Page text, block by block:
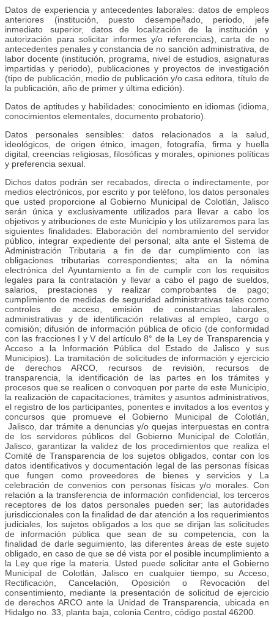
Datos de experiencia y antecedentes laborales: datos de empleos
anteriores (institución, puesto desempeñado, periodo, jefe
inmediato superior, datos de localización de la institución y
autorización para solicitar informes y/o referencias), carta de no
antecedentes penales y constancia de no sanción administrativa, de
labor docente (institución, programa, nivel de estudios, asignaturas
impartidas y periodo), publicaciones y proyectos de investigación
(tipo de publicación, medio de publicación y/o casa editora, título de
la publicación, año de primer y última edición).
Datos de aptitudes y habilidades: conocimiento en idiomas (idioma,
conocimientos elementales, documento probatorio).
Datos personales sensibles: datos relacionados a la salud,
ideológicos, de origen étnico, imagen, fotografía, firma y huella
digital, creencias religiosas, filosóficas y morales, opiniones políticas
y preferencia sexual.
Dichos datos podrán ser recabados, directa o indirectamente, por
medios electrónicos, por escrito y por teléfono, los datos personales
que usted proporcione al Gobierno Municipal de Colotlán, Jalisco
serán única y exclusivamente utilizados para llevar a cabo los
objetivos y atribuciones de este Municipio y los utilizaremos para las
siguientes finalidades: Elaboración del nombramiento del servidor
público, integrar expediente del personal; alta ante el Sistema de
Administración Tributaria a fin de dar cumplimiento con las
obligaciones tributarias correspondientes; alta en la nómina
electrónica del Ayuntamiento a fin de cumplir con los requisitos
legales para la contratación y llevar a cabo el pago de sueldos,
salarios, prestaciones y realizar comprobantes de pago;
cumplimiento de medidas de seguridad administrativas tales como
controles de acceso, emisión de constancias laborales,
administrativas y de identificación relativas al empleo, cargo o
comisión; difusión de información pública de oficio (de conformidad
con las fracciones I y V del artículo 8° de la Ley de Transparencia y
Acceso a la Información Pública del Estado de Jalisco y sus
Municipios). La tramitación de solicitudes de información y ejercicio
de derechos ARCO, recursos de revisión, recursos de
transparencia, la identificación de las partes en los trámites y
procesos que se realicen o convoquen por parte de este Municipio,
la realización de capacitaciones, trámites y asuntos administrativos,
el registro de los participantes, ponentes e invitados a los eventos y
concursos que promueve el Gobierno Municipal de Colotlán,
Jalisco, dar trámite a denuncias y/o quejas interpuestas en contra
de los servidores públicos del Gobierno Municipal de Colotlán,
Jalisco, garantizar la validez de los procedimientos que realiza el
Comité de Transparencia de los sujetos obligados, contar con los
datos identificativos y documentación legal de las personas físicas
que fungen como proveedores de bienes y servicios y La
celebración de convenios con personas físicas y/o morales. Con
relación a la transferencia de información confidencial, los terceros
receptores de los datos personales pueden ser; las autoridades
jurisdiccionales con la finalidad de dar atención a los requerimientos
judiciales, los sujetos obligados a los que se dirijan las solicitudes
de información pública que sean de su competencia, con la
finalidad de darle seguimiento, las diferentes áreas de este sujeto
obligado, en caso de que se dé vista por el posible incumplimiento a
la Ley que rige la materia. Usted puede solicitar ante el Gobierno
Municipal de Colotlán, Jalisco en cualquier tiempo, su Acceso,
Rectificación, Cancelación, Oposición o Revocación del
consentimiento, mediante la presentación de solicitud de ejercicio
de derechos ARCO ante la Unidad de Transparencia, ubicada en
Hidalgo no. 33, planta baja, colonia Centro, código postal 46200.